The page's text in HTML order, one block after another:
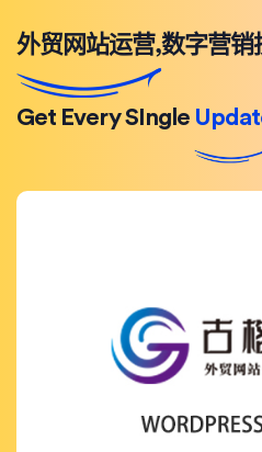
外贸网站运营,数字营销
Get Every SIngle